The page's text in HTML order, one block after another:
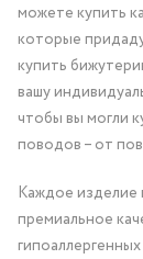
можете купить
которые
купить
вашу
чтобы вы могли
поводов – от
Каждое изделие
премиальное